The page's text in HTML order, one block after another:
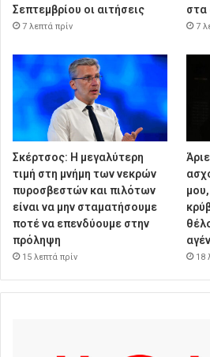
Σεπτεμβρίου οι αιτήσεις
7 λεπτά πρίν
στα
7
Σκέρτσος: Η μεγαλύτερη
τιμή στη μνήμη των νεκρών
πυροσβεστών και πιλότων
είναι να μην σταματήσουμε
ποτέ να επενδύουμε στην
πρόληψη
15 λεπτά πρίν 18